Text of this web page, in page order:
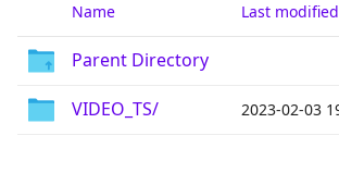
Name Last modified
Parent Directory
VIDEO_TS/ 2023-02-03